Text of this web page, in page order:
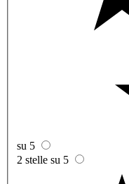
su 5
2 stelle su 5